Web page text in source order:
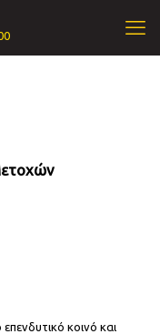
κοινό και